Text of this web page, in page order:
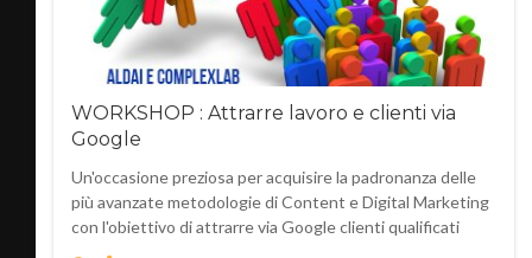
WORKSHOP : Attrarre lavoro e clienti via
Google
Un'occasione preziosa per acquisire la padronanza delle
più avanzate metodologie di Content e Digital Marketing
con l'obiettivo di attrarre via Google clienti qualificati